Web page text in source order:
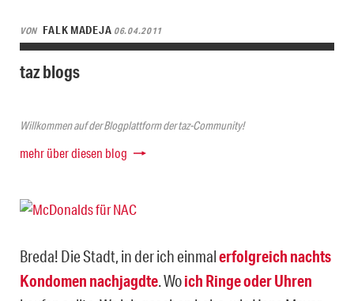
VON FALK MADEJA 06.04.2011
taz blogs
Willkommen auf der Blogplattform der taz-Community!
mehr über diesen blog
Breda! Die Stadt, in der ich einmalerfolgreich nachts
Kondomen nachjagdte. Woich Ringe oder Uhren